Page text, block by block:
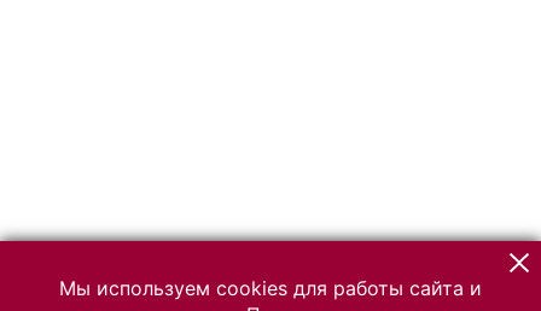
Мы используем cookies для работы сайта и